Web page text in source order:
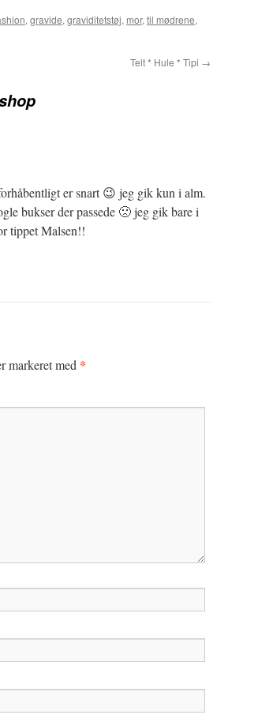
, gravide, graviditetstøj, mor, til mødrene,
Telt * Hule * Tipi →
er snart 😉 jeg gik kun i alm.
bukser der passede 🙁 jeg gik bare i
tippet Malsen!!
markeret med *